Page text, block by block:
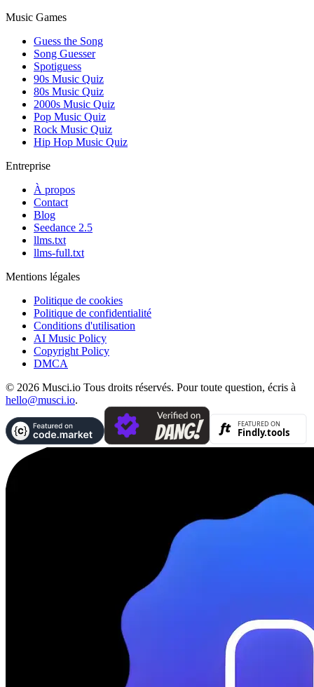
Music Games
Guess the Song
Song Guesser
Spotiguess
90s Music Quiz
80s Music Quiz
2000s Music Quiz
Pop Music Quiz
Rock Music Quiz
Hip Hop Music Quiz
Entreprise
À propos
Contact
Blog
Seedance 2.5
llms.txt
llms-full.txt
Mentions légales
Politique de cookies
Politique de confidentialité
Conditions d'utilisation
AI Music Policy
Copyright Policy
DMCA
© 2026 Musci.io Tous droits réservés. Pour toute question, écris à
hello@musci.io.